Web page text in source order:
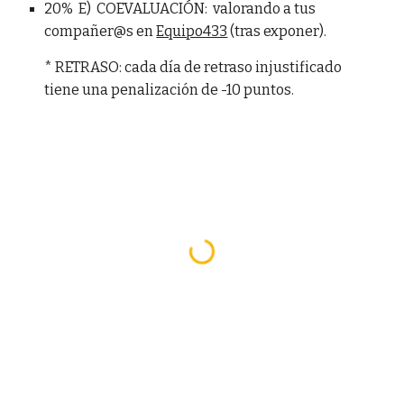
20% E) COEVALUACIÓN: valorando a tus
compañer@s enEquipo433 (tras exponer).
* RETRASO: cada día de retraso injustificado
tiene una penalización de -10 puntos.